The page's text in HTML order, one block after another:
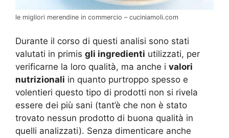
le migliori merendine in commercio – cuciniamoli.com
Durante il corso di questi analisi sono stati
valutati in primis gli ingredienti utilizzati, per
verificarne la loro qualità, ma anche i valori
nutrizionali in quanto purtroppo spesso e
volentieri questo tipo di prodotti non si rivela
essere dei più sani (tant’è che non è stato
trovato nessun prodotto di buona qualità in
quelli analizzati). Senza dimenticare anche